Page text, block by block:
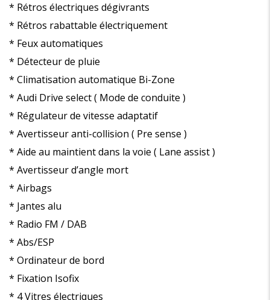
* Rétros électriques dégivrants
* Rétros rabattable électriquement
* Feux automatiques
* Détecteur de pluie
* Climatisation automatique Bi-Zone
* Audi Drive select ( Mode de conduite )
* Régulateur de vitesse adaptatif
* Avertisseur anti-collision ( Pre sense )
* Aide au maintient dans la voie ( Lane assist )
* Avertisseur d’angle mort
* Airbags
* Jantes alu
* Radio FM / DAB
* Abs/ESP
* Ordinateur de bord
* Fixation Isofix
* 4 Vitres électriques